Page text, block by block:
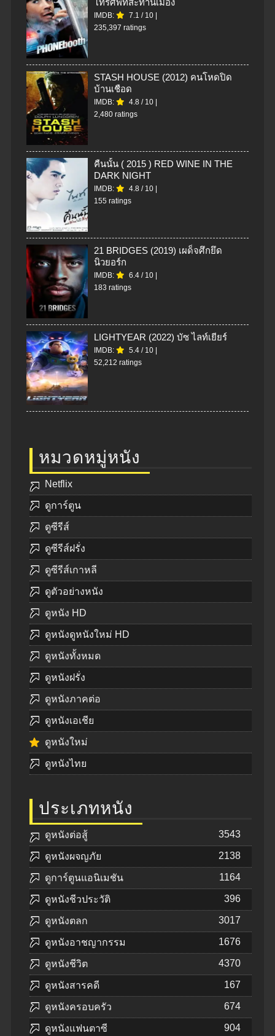
โทรศัพท์สะท้านเมือง
IMDB: 7.1 / 10
235,397 ratings
STASH HOUSE (2012) คนโหดปิด
บ้านเชือด
IMDB: 4.8 / 10
2,480 ratings
คืนนั้น ( 2015 ) RED WINE IN THE
DARK NIGHT
IMDB: 4.8 / 10
155 ratings
21 BRIDGES (2019) เผด็จศึกยึด
นิวยอร์ก
IMDB: 6.4 / 10
183 ratings
LIGHTYEAR (2022) บัซ ไลท์เยียร์
IMDB: 5.4 / 10
52,212 ratings
หมวดหมู่หนัง
Netflix
ดูการ์ตูน
ดูซีรีส์
ดูซีรีส์ฝรั่ง
ดูซีรีส์เกาหลี
ดูตัวอย่างหนัง
ดูหนัง HD
ดูหนังดูหนังใหม่ HD
ดูหนังทั้งหมด
ดูหนังฝรั่ง
ดูหนังภาคต่อ
ดูหนังเอเชีย
ดูหนังใหม่
ดูหนังไทย
ประเภทหนัง
ดูหนังต่อสู้ 3543
ดูหนังผจญภัย 2138
ดูการ์ตูนแอนิเมชัน 1164
ดูหนังชีวประวัติ 396
ดูหนังตลก 3017
ดูหนังอาชญากรรม 1676
ดูหนังชีวิต 4370
ดูหนังสารคดี 167
ดูหนังครอบครัว 674
ดูหนังแฟนตาซี 904